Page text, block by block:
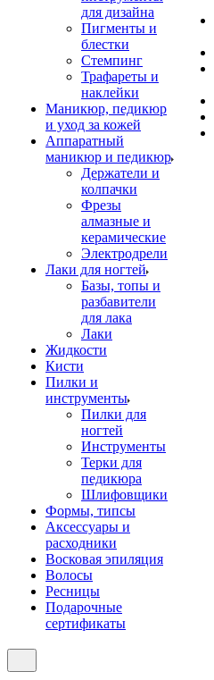
для дизайна
Пигменты и
блестки
Стемпинг
Трафареты и
наклейки
Маникюр, педикюр
и уход за кожей
Аппаратный
маникюр и педикюр
Держатели и
колпачки
Фрезы
алмазные и
керамические
Электродрели
Лаки для ногтей
Базы, топы и
разбавители
для лака
Лаки
Жидкости
Кисти
Пилки и
инструменты
Пилки для
ногтей
Инструменты
Терки для
педикюра
Шлифовщики
Формы, типсы
Аксессуары и
расходники
Восковая эпиляция
Волосы
Ресницы
Подарочные
сертификаты